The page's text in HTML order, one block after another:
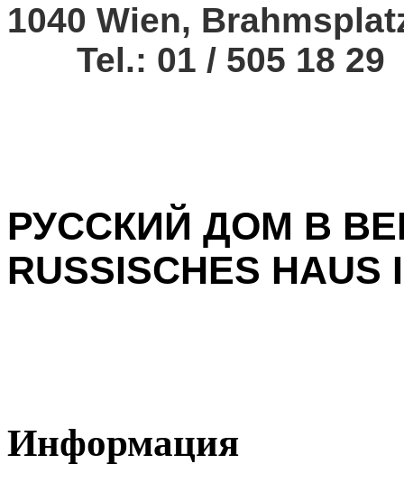
1040 Wien,
Tel.: 01 / 505 18 29
РУССКИЙ ДОМ В
RUSSISCHES HAUS
Информация